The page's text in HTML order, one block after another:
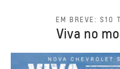
EM BREVE: S10
Viva no